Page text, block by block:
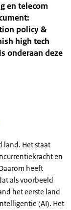
en telecom
policy &
high tech
onderaan deze
land. Het staat
en
heeft
als voorbeeld
het eerste land
(AI). Het